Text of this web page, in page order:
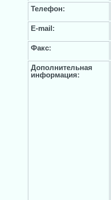
Телефон:
E-mail:
Факс:
Дополнительная
информация: